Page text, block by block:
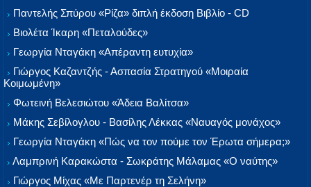
Παντελής Σπύρου «Ρίζα» διπλή έκδοση Βιβλίο - CD
Βιολέτα Ίκαρη «Πεταλούδες»
Γεωργία Νταγάκη «Aπέραντη ευτυχία»
Γιώργος Καζαντζής - Ασπασία Στρατηγού «Μοιραία
Κοιμωμένη»
Φωτεινή Βελεσιώτου «Άδεια Βαλίτσα»
Μάκης Σεβίλογλου - Βασίλης Λέκκας «Ναυαγός μονάχος»
Γεωργία Νταγάκη «Πώς να τον πούμε τον Έρωτα σήμερα;»
Λαμπρινή Καρακώστα - Σωκράτης Μάλαμας «Ο ναύτης»
Γιώργος Μίχας «Με Παρτενέρ τη Σελήνη»